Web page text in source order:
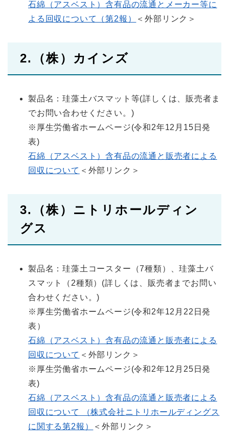
石綿（アスベスト）含有品の流通とメーカー等に
よる回収について（第2報）
＜外部リンク＞
2.（株）カインズ
製品名：珪藻土バスマット等(詳しくは、販売者ま
でお問い合わせください。)
※厚生労働省ホームページ(令和2年12月15日発
表)
石綿（アスベスト）含有品の流通と販売者による
回収について ＜外部リンク＞
3.（株）ニトリホールディン
グス
製品名：珪藻土コースター（7種類）、珪藻土バ
スマット（2種類）(詳しくは、販売者までお問い
合わせください。)
※厚生労働省ホームページ(令和2年12月22日発
表）
石綿（アスベスト）含有品の流通と販売者による
回収について ＜外部リンク＞
※厚生労働省ホームページ(令和2年12月25日発
表)
石綿（アスベスト）含有品の流通と販売者による
回収について （株式会社ニトリホールディングス
に関する第2報）
＜外部リンク＞